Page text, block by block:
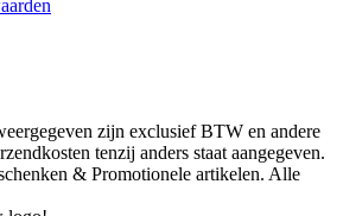
zijn exclusief BTW en andere
tenzij anders staat aangegeven.
& Promotionele artikelen. Alle